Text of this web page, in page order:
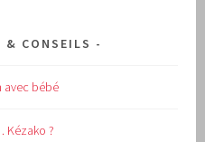
& CONSEILS
avec bébé
Kézako ?